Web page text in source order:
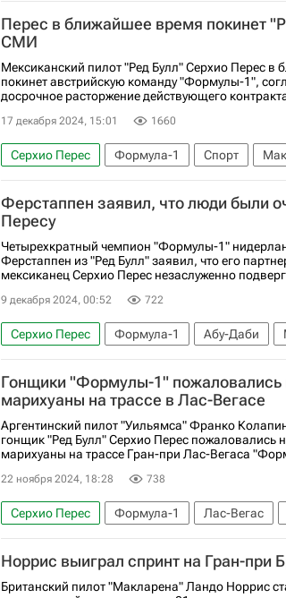
Перес в ближайшее время покинет
СМИ
Мексиканский пилот "Ред Булл" Серхио Перес в
покинет австрийскую команду "Формулы-1",
досрочное расторжение действующего
17 декабря 2024, 15:01 1660
Серхио Перес Формула-1 Спорт
Ферстаппен заявил, что люди были
Пересу
Четырехкратный чемпион "Формулы-1"
Ферстаппен из "Ред Булл" заявил, что его
мексиканец Серхио Перес незаслуженно
9 декабря 2024, 00:52 722
Серхио Перес Формула-1 Абу-Даби
Гонщики "Формулы-1" пожаловались
марихуаны на трассе в Лас-Вегасе
Аргентинский пилот "Уильямса" Франко
гонщик "Ред Булл" Серхио Перес пожаловались
марихуаны на трассе Гран-при Лас-Вегаса
22 ноября 2024, 18:28 738
Серхио Перес Формула-1 Лас-Вегас
Норрис выиграл спринт на Гран-при
Британский пилот "Макларена" Ландо Норрис